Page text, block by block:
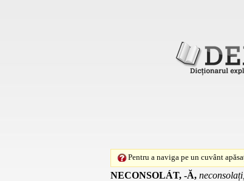
Pentru a naviga pe un cuvânt
NECONSOLÁT, -Ă,